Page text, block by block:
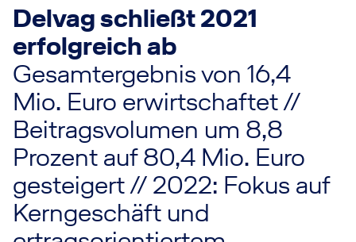
Management
Verantwortung
Nachhaltige Unternehmensführung
2024
Transportversicherung
Transportversicherung
Expert:innen
Schaden melden
Schadenfall Airlines
Schadenfall General Aviation
Schadenfall Transport
Aktuelle Vakanzen
Delvag schließt 2021
erfolgreich ab
Gesamtergebnis von 16,4
Mio. Euro erwirtschaftet //
Beitragsvolumen um 8,8
Prozent auf 80,4 Mio. Euro
gesteigert // 2022: Fokus auf
Kerngeschäft und